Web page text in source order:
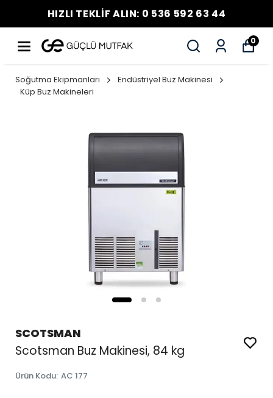
HIZLI TEKLİF ALIN: 0 536 592 63 44
0
Soğutma Ekipmanları
Endüstriyel Buz Makinesi
Küp Buz Makineleri
SCOTSMAN
Scotsman Buz Makinesi, 84 kg
Ürün Kodu: AC 177